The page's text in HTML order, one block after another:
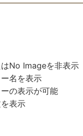
はNo Imageを非表示
名を表示
の表示が可能
表示